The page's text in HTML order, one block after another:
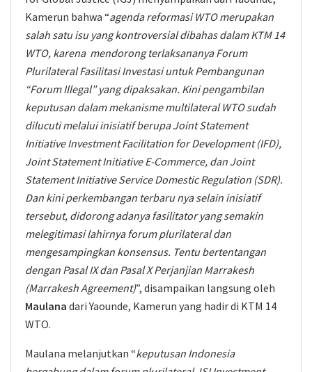
Kamerun bahwa “agenda reformasi WTO merupakan
salah satu isu yang kontroversial dibahas dalam KTM 14
WTO, karena mendorong terlaksananya Forum
Plurilateral Fasilitasi Investasi untuk Pembangunan
“Forum Illegal” yang dipaksakan. Kini pengambilan
keputusan dalam mekanisme multilateral WTO sudah
dilucuti melalui inisiatif berupa Joint Statement
Initiative Investment Facilitation for Development (IFD),
Joint Statement Initiative E-Commerce, dan Joint
Statement Initiative Service Domestic Regulation (SDR).
Dan kini perkembangan terbaru nya selain inisiatif
tersebut, didorong adanya fasilitator yang semakin
melegitimasi lahirnya forum plurilateral dan
mengesampingkan konsensus. Tentu bertentangan
dengan Pasal IX dan Pasal X Perjanjian Marrakesh
(Marrakesh Agreement)”, disampaikan langsung oleh
Maulana dari Yaounde, Kamerun yang hadir di KTM 14
WTO.
Maulana melanjutkan “keputusan Indonesia